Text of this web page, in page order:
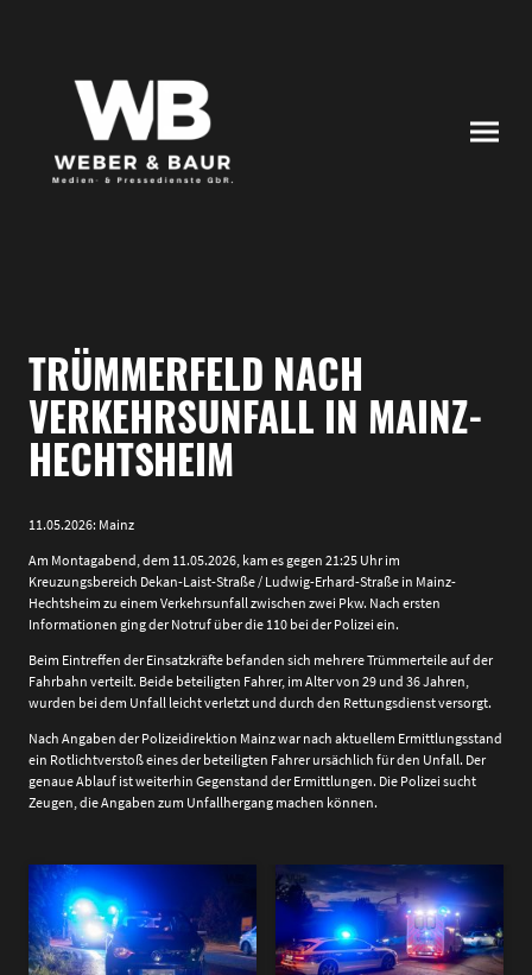
TRÜMMERFELD NACH
VERKEHRSUNFALL IN MAINZ-
HECHTSHEIM
11.05.2026: Mainz
Am Montagabend, dem 11.05.2026, kam es gegen 21:25 Uhr im
Kreuzungsbereich Dekan-Laist-Straße / Ludwig-Erhard-Straße in Mainz-
Hechtsheim zu einem Verkehrsunfall zwischen zwei Pkw. Nach ersten
Informationen ging der Notruf über die 110 bei der Polizei ein.
Beim Eintreffen der Einsatzkräfte befanden sich mehrere Trümmerteile auf der
Fahrbahn verteilt. Beide beteiligten Fahrer, im Alter von 29 und 36 Jahren,
wurden bei dem Unfall leicht verletzt und durch den Rettungsdienst versorgt.
Nach Angaben der Polizeidirektion Mainz war nach aktuellem Ermittlungsstand
ein Rotlichtverstoß eines der beteiligten Fahrer ursächlich für den Unfall. Der
genaue Ablauf ist weiterhin Gegenstand der Ermittlungen. Die Polizei sucht
Zeugen, die Angaben zum Unfallhergang machen können.